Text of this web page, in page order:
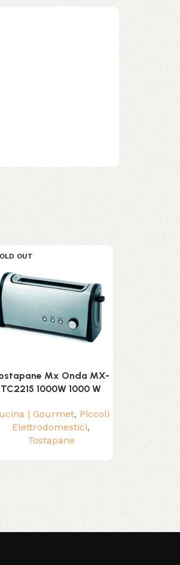
OUT
Mx Onda MX-
TC2215 1000W 1000 W
| Gourmet, Piccoli
Elettrodomestici,
Tostapane
SOLD OUT
Tritatutto
Acciaio
Cucina |